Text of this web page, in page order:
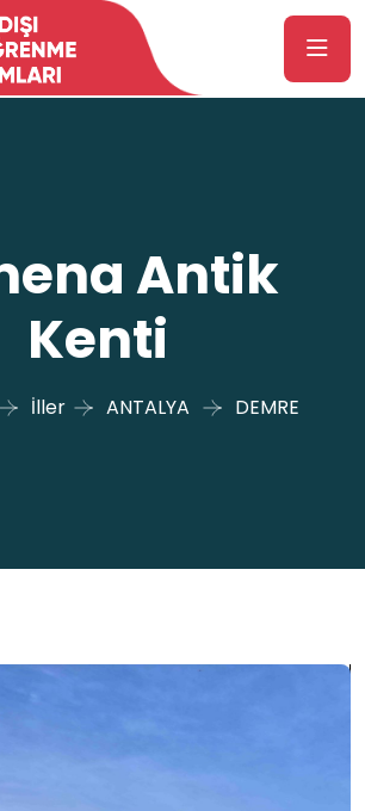
Antik
Kenti
İller ANTALYA DEMRE